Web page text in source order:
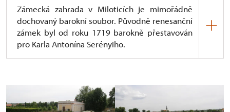
Zámecká zahrada v Miloticích je mimořádně
dochovaný barokní soubor. Původně renesanční
zámek byl od roku 1719 barokně přestavován
pro Karla Antonína Serényiho.
který byl rovněž činný pro hraběte Questenberga
v Jaroměřicích nad Rokytnou, Ditrichštejny